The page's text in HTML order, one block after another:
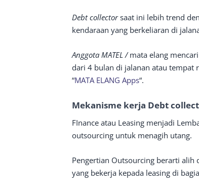
Debt collectorsaat ini lebih trend
kendaraan yang berkeliaran di
Anggota MATEL /mata elang
dari 4 bulan di jalanan atau tempat
“MATA ELANG Apps“.
Mekanisme kerja Debt
FInance atau Leasing menjadi
outsourcing untuk menagih utang.
Pengertian Outsourcing berarti alih
yang bekerja kepada leasing di